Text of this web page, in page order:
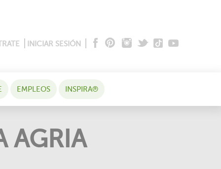
INICIAR SESIÓN
EMPLEOS INSPIRA®
AGRIA